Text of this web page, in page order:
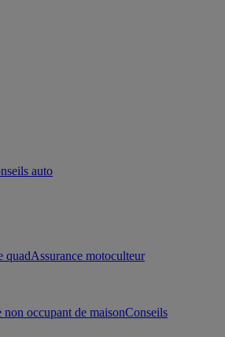
auto
quadAssurance motoculteur
occupant de maisonConseils